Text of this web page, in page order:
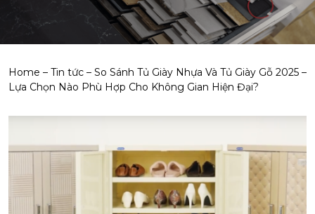
Home – Tin tức – So Sánh Tủ Giày Nhựa Và Tủ Giày Gỗ 2025 –
Lựa Chọn Nào Phù Hợp Cho Không Gian Hiện Đại?